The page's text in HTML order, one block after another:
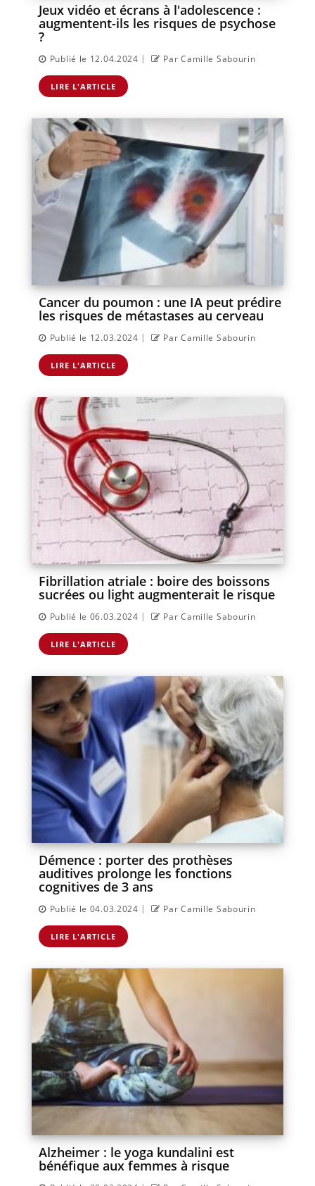
Jeux vidéo et écrans à l'adolescence :
augmentent-ils les risques de psychose
?
Publié le 12.04.2024 | Par Camille Sabourin
LIRE L'ARTICLE
Cancer du poumon : une IA peut prédire
les risques de métastases au cerveau
Publié le 12.03.2024 | Par Camille Sabourin
LIRE L'ARTICLE
Fibrillation atriale : boire des boissons
sucrées ou light augmenterait le risque
Publié le 06.03.2024 | Par Camille Sabourin
LIRE L'ARTICLE
Démence : porter des prothèses
auditives prolonge les fonctions
cognitives de 3 ans
Publié le 04.03.2024 | Par Camille Sabourin
LIRE L'ARTICLE
Alzheimer : le yoga kundalini est
bénéfique aux femmes à risque